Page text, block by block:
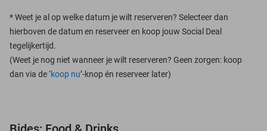
*Weet je al op welke datum je wilt reserveren? Selecteer dan
hierboven de datum en reserveer en koop jouw Social Deal
tegelijkertijd.
(Weet je nog niet wanneer je wilt reserveren? Geen zorgen: koop
dan via de ‘koop nu’-knop én reserveer later)